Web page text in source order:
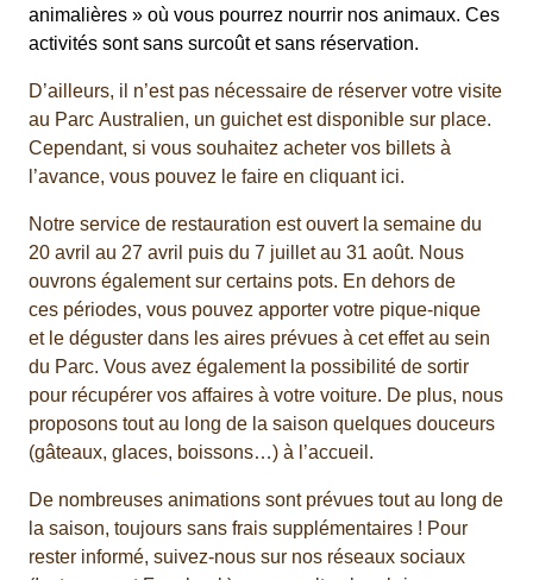
animalières » où vous pourrez nourrir nos animaux. Ces
activités sont sans surcoût et sans réservation.
D’ailleurs, il n’est pas nécessaire de réserver votre visite
au Parc Australien, un guichet est disponible sur place.
Cependant, si vous souhaitez acheter vos billets à
l’avance, vous pouvez le faire en cliquant ici.
Notre service de restauration est ouvert la semaine du
20 avril au 27 avril puis du 7 juillet au 31 août. Nous
ouvrons également sur certains pots. En dehors de
ces périodes, vous pouvez apporter votre pique-nique
et le déguster dans les aires prévues à cet effet au sein
du Parc. Vous avez également la possibilité de sortir
pour récupérer vos affaires à votre voiture. De plus, nous
proposons tout au long de la saison quelques douceurs
(gâteaux, glaces, boissons…) à l’accueil.
De nombreuses animations sont prévues tout au long de
la saison, toujours sans frais supplémentaires ! Pour
rester informé, suivez-nous sur nos réseaux sociaux